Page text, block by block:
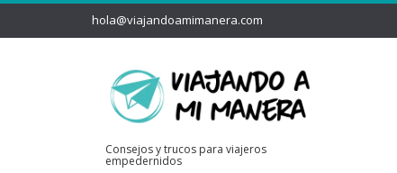
hola@viajandoamimanera.com
Consejos y trucos para viajeros
empedernidos